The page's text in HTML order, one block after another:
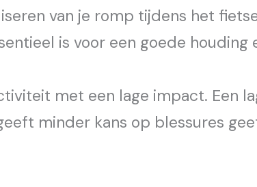
van je romp tijdens het
is voor een goede houding
met een lage impact. Een
minder kans op blessures